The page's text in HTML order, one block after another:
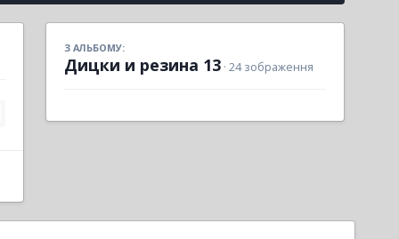
З АЛЬБОМУ:
Дицки и резина 13 · 24 зображення